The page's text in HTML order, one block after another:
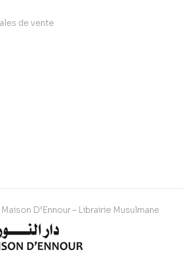
de vente
D’Ennour – Librairie Musulmane